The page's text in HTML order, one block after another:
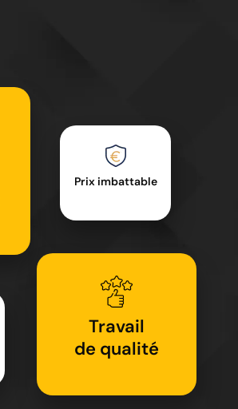
Prix imbattable
Travail
de qualité